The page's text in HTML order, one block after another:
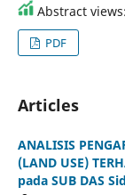
Abstract
PDF
Articles
ANALISIS
(LAND USE)
pada SUB DAS